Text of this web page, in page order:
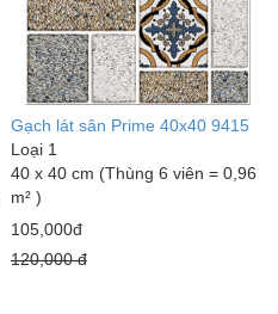
Gạch lát sân Prime 40x40 9415
Loại 1
40 x 40 cm (Thùng 6 viên = 0,96
m² )
105,000đ
120,000 đ